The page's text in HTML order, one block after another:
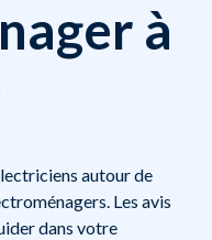
à
autour de
Les avis
dans votre